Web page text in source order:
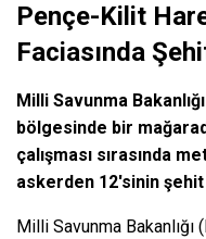
Pençe-Kilit
Faciasında
Milli Savunma
bölgesinde bir
çalışması sırasında
askerden 12'sinin
Milli Savunma